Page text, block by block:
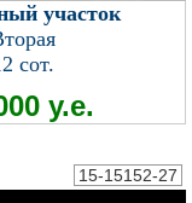
участок
сот.
у.е.
15-15152-27